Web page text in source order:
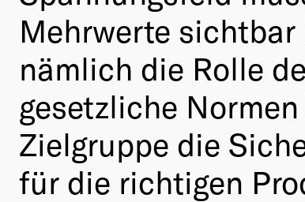
Mehrwerte sichtbar
nämlich die Rolle
gesetzliche
Zielgruppe die
für die richtigen